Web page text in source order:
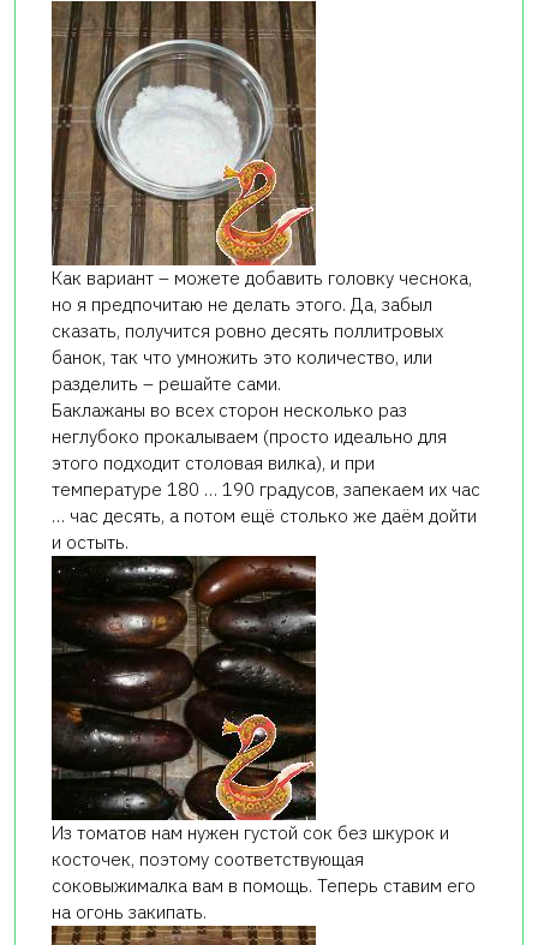
Как вариант – можете добавить головку чеснока,
но я предпочитаю не делать этого. Да, забыл
сказать, получится ровно десять поллитровых
банок, так что умножить это количество, или
разделить – решайте сами.
Баклажаны во всех сторон несколько раз
неглубоко прокалываем (просто идеально для
этого подходит столовая вилка), и при
температуре 180 … 190 градусов, запекаем их час
… час десять, а потом ещё столько же даём дойти
и остыть.
Из томатов нам нужен густой сок без шкурок и
косточек, поэтому соответствующая
соковыжималка вам в помощь. Теперь ставим его
на огонь закипать.